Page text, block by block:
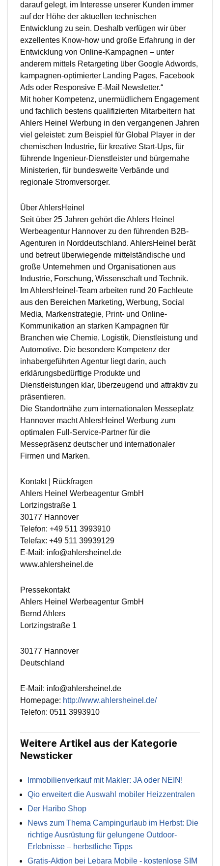
darauf gelegt, im Interesse unserer Kunden immer
auf der Höhe der aktuellen technischen
Entwicklung zu sein. Deshalb verfügen wir über
exzellentes Know-how und große Erfahrung in der
Entwicklung von Online-Kampagnen – unter
anderem mittels Retargeting über Google Adwords,
kampagnen-optimierter Landing Pages, Facebook
Ads oder Responsive E-Mail Newsletter.“
Mit hoher Kompetenz, unermüdlichem Engagement
und fachlich bestens qualifizierten Mitarbeitern hat
Ahlers Heinel Werbung in den vergangenen Jahren
viel geleistet: zum Beispiel für Global Player in der
chemischen Industrie, für kreative Start-Ups, für
führende Ingenieur-Dienstleister und bürgernahe
Ministerien, für bundesweite Verbände und
regionale Stromversorger.
Über AhlersHeinel
Seit über 25 Jahren gehört die Ahlers Heinel
Werbeagentur Hannover zu den führenden B2B-
Agenturen in Norddeutschland. AhlersHeinel berät
und betreut überwiegende mittelständische und
große Unternehmen und Organisationen aus
Industrie, Forschung, Wissenschaft und Technik.
Im AhlersHeinel-Team arbeiten rund 20 Fachleute
aus den Bereichen Marketing, Werbung, Social
Media, Markenstrategie, Print- und Online-
Kommunikation an starken Kampagnen für
Branchen wie Chemie, Logistik, Dienstleistung und
Automotive. Die besondere Kompetenz der
inhabergeführten Agentur liegt darin, auch
erklärungsbedürftige Produkte und
Dienstleistungen klar, überzeugend und attraktiv zu
präsentieren.
Die Standortnähe zum internationalen Messeplatz
Hannover macht AhlersHeinel Werbung zum
optimalen Full-Service-Partner für die
Messepräsenz deutscher und internationaler
Firmen und Marken.
Kontakt | Rückfragen
Ahlers Heinel Werbeagentur GmbH
Lortzingstraße 1
30177 Hannover
Telefon: +49 511 3993910
Telefax: +49 511 39939129
E-Mail: info@ahlersheinel.de
www.ahlersheinel.de
Pressekontakt
Ahlers Heinel Werbeagentur GmbH
Bernd Ahlers
Lortzingstraße 1
30177 Hannover
Deutschland
E-Mail: info@ahlersheinel.de
Homepage: http://www.ahlersheinel.de/
Telefon: 0511 3993910
Weitere Artikel aus der Kategorie
Newsticker
Immobilienverkauf mit Makler: JA oder NEIN!
Qio erweitert die Auswahl mobiler Heizzentralen
Der Haribo Shop
News zum Thema Campingurlaub im Herbst: Die
richtige Ausrüstung für gelungene Outdoor-
Erlebnisse – herbstliche Tipps
Gratis-Aktion bei Lebara Mobile - kostenlose SIM